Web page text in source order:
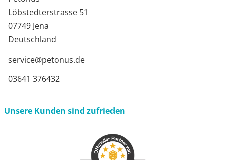
Löbstedterstrasse 51
07749 Jena
Deutschland
service@petonus.de
03641 376432
Unsere Kunden sind zufrieden